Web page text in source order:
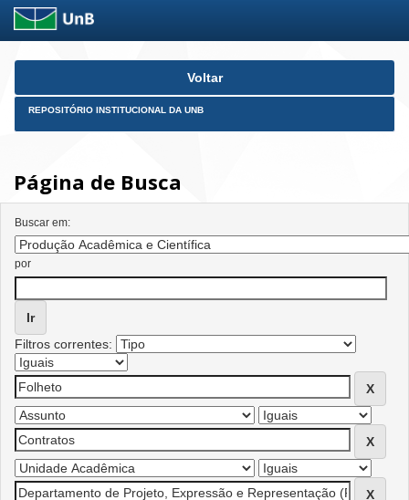
Skip
Voltar
REPOSITÓRIO INSTITUCIONAL DA UNB
Página de Busca
Buscar em:
por
Filtros correntes: